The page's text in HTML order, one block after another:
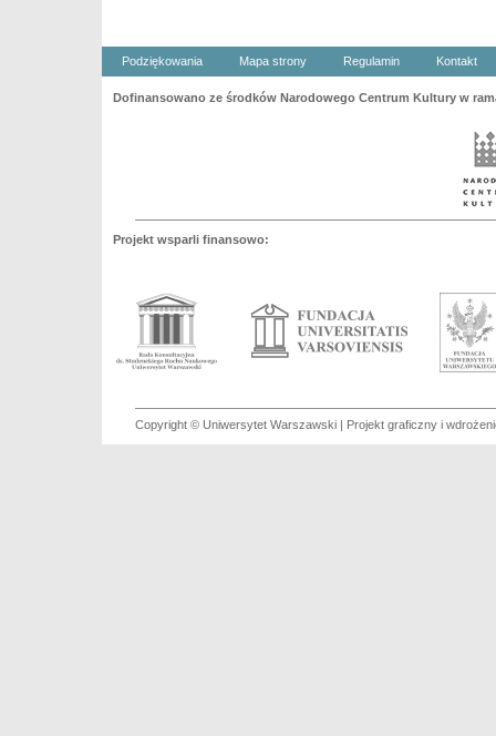
Podziękowania Mapa strony Regulamin Kontakt
Dofinansowano ze środków Narodowego Centrum Kultury w
Projekt wsparli finansowo:
Copyright © Uniwersytet Warszawski | Projekt graficzny i